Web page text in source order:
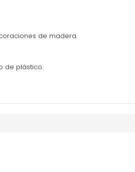
de madera.
de plástico.